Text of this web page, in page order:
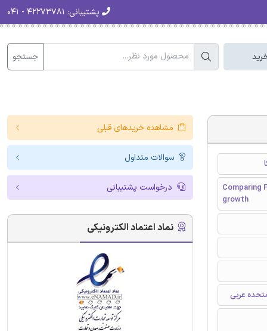
پشتیبانی:
جستجو
Comparing
growth
عربی
مشاهده خریدهای قبلی
سوالات متداول
درخواست پشتیبانی
نماد اعتماد الکترونیکی